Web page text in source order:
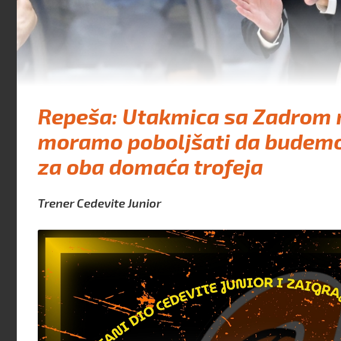
Repeša: Utakmica sa
moramo poboljšati da
za oba domaća trofeja
Trener Cedevite Junior